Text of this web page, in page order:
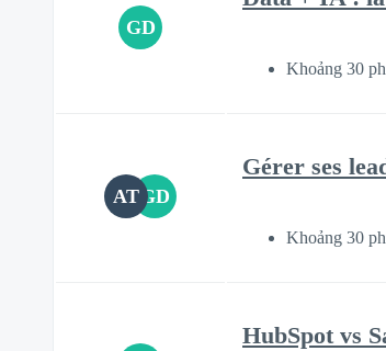
GD
Khoảng 30
AT GD
Gérer ses
Khoảng 30
HubSpot vs